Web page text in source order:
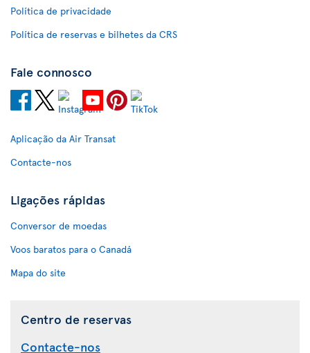
Política de privacidade
Política de reservas e bilhetes da CRS
Fale connosco
Aplicação da Air Transat
Contacte-nos
Ligações rápidas
Conversor de moedas
Voos baratos para o Canadá
Mapa do site
Centro de reservas
Contacte-nos